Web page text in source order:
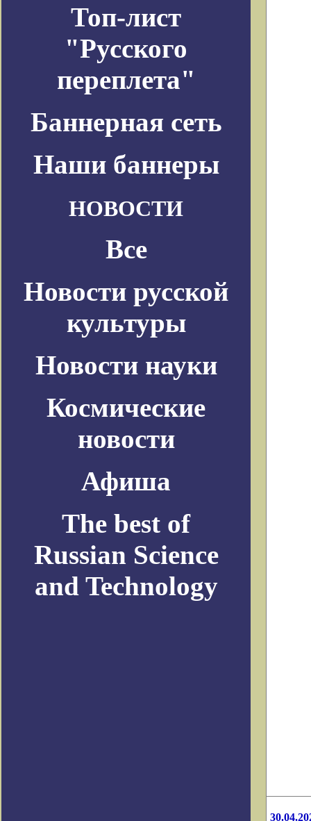
Топ-лист
"Русского
переплета"
Баннерная сеть
Наши баннеры
НОВОСТИ
Все
Новости русской
культуры
Новости науки
Космические
новости
Афиша
The best of
Russian Science
and Technology